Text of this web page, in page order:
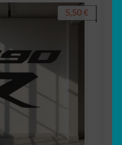
5,50 €